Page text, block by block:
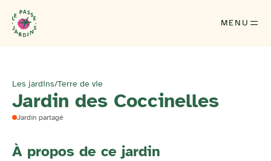
MENU
Les jardins/Terre de vie
Jardin des Coccinelles
Jardin partagé
À propos de ce jardin